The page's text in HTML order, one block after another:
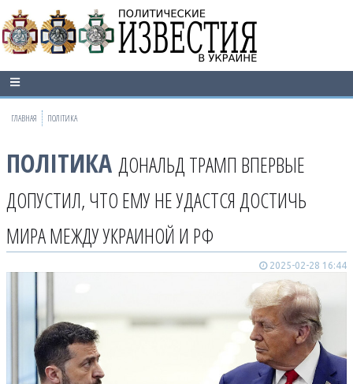
ГЛАВНАЯ ПОЛІТИКА
ПОЛІТИКА ДОНАЛЬД ТРАМП ВПЕРВЫЕ
ДОПУСТИЛ, ЧТО ЕМУ НЕ УДАСТСЯ ДОСТИЧЬ
МИРА МЕЖДУ УКРАИНОЙ И РФ
2025-02-28 16:44